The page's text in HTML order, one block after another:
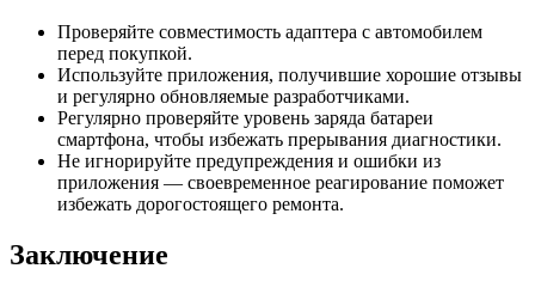
Проверяйте совместимость адаптера с автомобилем
перед покупкой.
Используйте приложения, получившие хорошие отзывы
и регулярно обновляемые разработчиками.
Регулярно проверяйте уровень заряда батареи
смартфона, чтобы избежать прерывания диагностики.
Не игнорируйте предупреждения и ошибки из
приложения — своевременное реагирование поможет
избежать дорогостоящего ремонта.
Заключение